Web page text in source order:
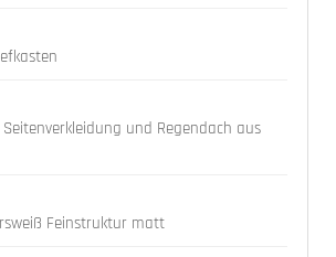
und Regendach aus
Feinstruktur matt